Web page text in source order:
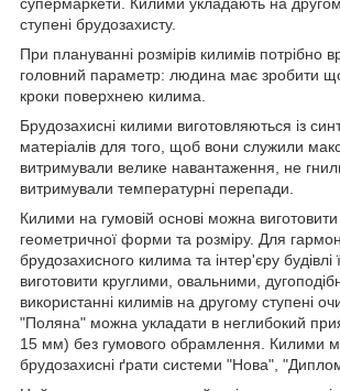
ступені брудозахисту.
При плануванні розмірів килимів потрібно
головний параметр: людина має зробити
кроки поверхнею килима.
Брудозахисні килими виготовляються із
матеріалів для того, щоб вони служили
витримували велике навантаження, не
витримували температурні перепади.
Килими на гумовій основі можна виготовити
геометричної форми та розміру. Для
брудозахисного килима та інтер'єру будівлі
виготовити круглими, овальними,
використанні килимів на другому ступені
"Поляна" можна укладати в неглибокий
15 мм) без гумового обрамлення. Килими
брудозахисні ґрати системи "Нова",